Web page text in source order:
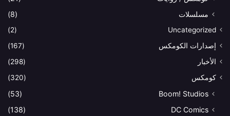
مسلسلات
(8)
Uncategorized
(2)
إصدارات الكومكس
(167)
الأخبار
(298)
كومكس
(320)
Boom! Studios
(53)
DC Comics
(138)